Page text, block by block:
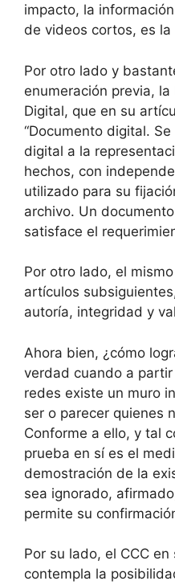
impacto, la
de videos cortos, es
Por otro lado y
enumeración previa,
Digital, que en su
“Documento digital.
digital a la
hechos, con
utilizado para su
archivo. Un
satisface el
Por otro lado, el
artículos
autoría, integridad y
Ahora bien, ¿cómo
verdad cuando a
redes existe un muro
ser o parecer quienes
Conforme a ello, y tal
prueba en sí es el
demostración de la
sea ignorado,
permite su
Por su lado, el CCC
contempla la